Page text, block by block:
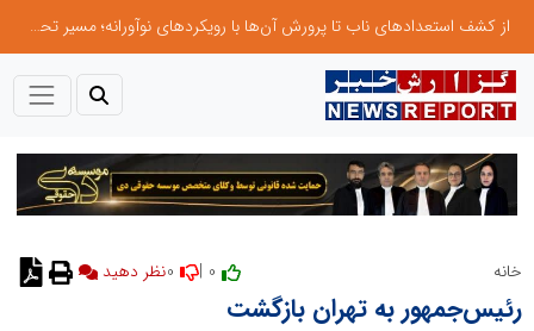
از کشف استعدادهای ناب تا پرورش آن‌ها با رویکردهای نوآورانه؛ مسیر تحول‌آفرین شنای ایران در سطح جهانی
خانه
رئیس‌جمهور به تهران بازگشت